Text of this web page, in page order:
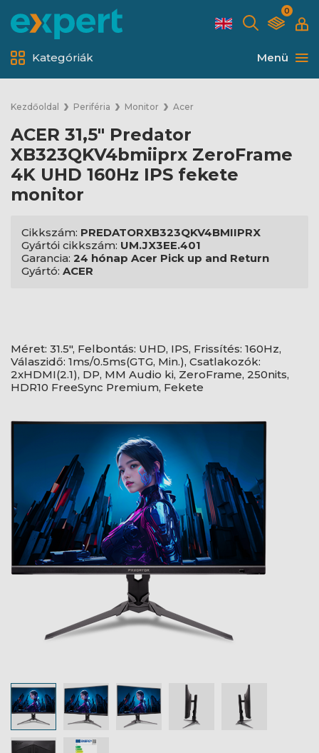
0
Menü
Kategóriák
Kezdőoldal Periféria Monitor Acer
ACER 31,5" Predator
XB323QKV4bmiiprx ZeroFrame
4K UHD 160Hz IPS fekete
monitor
Cikkszám: PREDATORXB323QKV4BMIIPRX
Gyártói cikkszám: UM.JX3EE.401
Garancia: 24 hónap Acer Pick up and Return
Gyártó: ACER
Méret: 31.5", Felbontás: UHD, IPS, Frissítés: 160Hz,
Válaszidő: 1ms/0.5ms(GTG, Min.), Csatlakozók:
2xHDMI(2.1), DP, MM Audio ki, ZeroFrame, 250nits,
HDR10 FreeSync Premium, Fekete